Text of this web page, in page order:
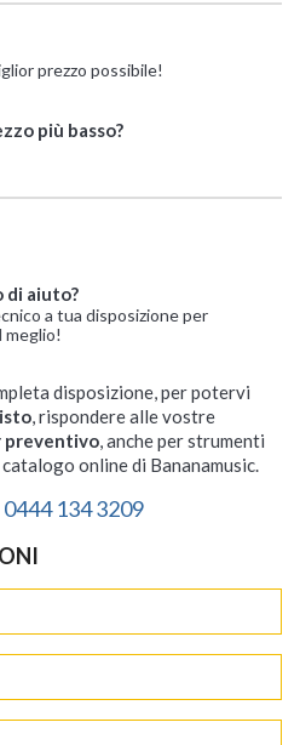
prezzo possibile!
più basso?
di aiuto?
a tua disposizione per
meglio!
disposizione, per potervi
, rispondere alle vostre
preventivo, anche per strumenti
online di Bananamusic.
134 3209